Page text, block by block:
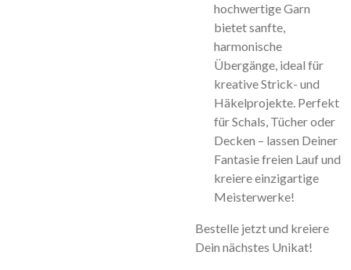
hochwertige Garn
bietet sanfte,
harmonische
Übergänge, ideal für
kreative Strick- und
Häkelprojekte. Perfekt
für Schals, Tücher oder
Decken – lassen Deiner
Fantasie freien Lauf und
kreiere einzigartige
Meisterwerke!
Bestelle jetzt und kreiere
Dein nächstes Unikat!